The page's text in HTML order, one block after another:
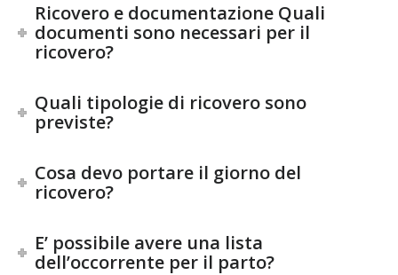
Ricovero e documentazione Quali
documenti sono necessari per il
ricovero?
Quali tipologie di ricovero sono
previste?
Cosa devo portare il giorno del
ricovero?
E’ possibile avere una lista
dell’occorrente per il parto?